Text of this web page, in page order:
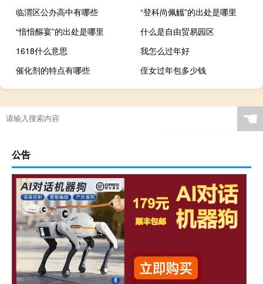
临渭区公办高中有哪些
“登科尚佩觿”的出处是哪里
“愔愔醧宴”的出处是哪里
什么是自由贸易园区
1618什么意思
我怎么过年好
催化剂的特点有哪些
侄女过年包多少钱
☚
公告